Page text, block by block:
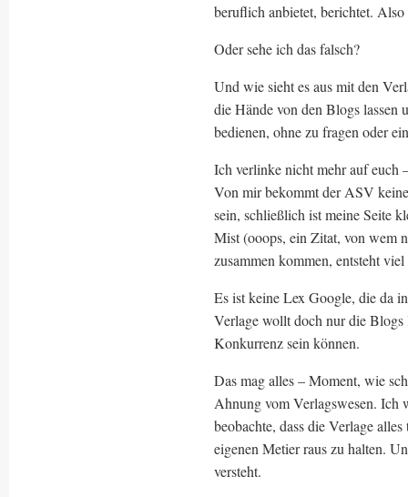
beruflich anbietet, berichtet.
Oder sehe ich das falsch?
Und wie sieht es aus mit den
die Hände von den Blogs lassen
bedienen, ohne zu fragen oder
Ich verlinke nicht mehr auf euch
Von mir bekommt der ASV
sein, schließlich ist meine Seite
Mist (ooops, ein Zitat, von wem
zusammen kommen, entsteht
Es ist keine Lex Google, die da
Verlage wollt doch nur die
Konkurrenz sein können.
Das mag alles – Moment, wie
Ahnung vom Verlagswesen. Ich
beobachte, dass die Verlage
eigenen Metier raus zu halten.
versteht.